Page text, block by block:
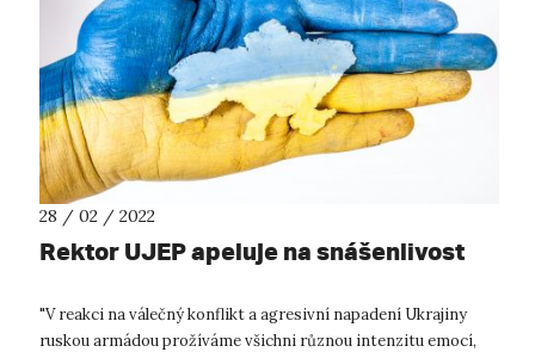
28 / 02 / 2022
Rektor UJEP apeluje na snášenlivost
"V reakci na válečný konflikt a agresivní napadení Ukrajiny
ruskou armádou prožíváme všichni různou intenzitu emocí,